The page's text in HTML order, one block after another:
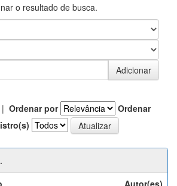
o resultado de busca.
| Ordenar por
Ordenar
Autor(es)